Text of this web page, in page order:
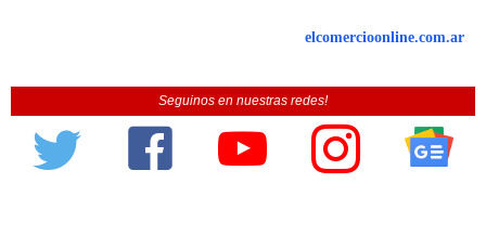
elcomercioonline.com.ar
Seguinos en nuestras redes!